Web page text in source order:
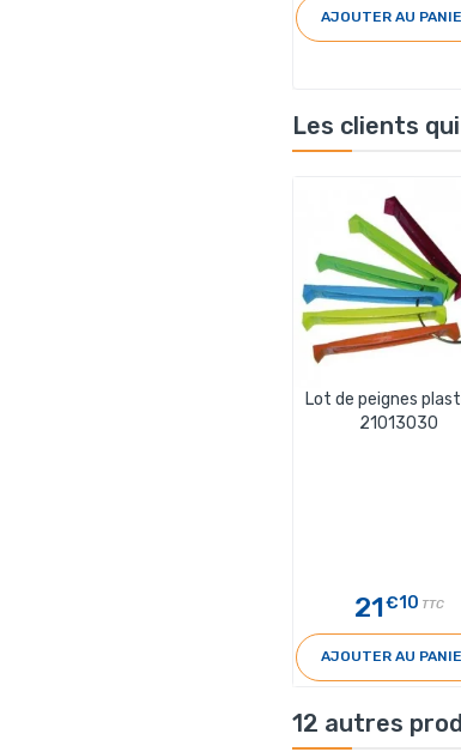
AJOUTER AU
Les clients
Lot de peignes
21013030
21€10 TTC
AJOUTER AU
12 autres